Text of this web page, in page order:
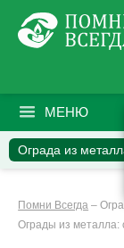
МЕНЮ
Ограда из
Помни Всегда –
Ограды из